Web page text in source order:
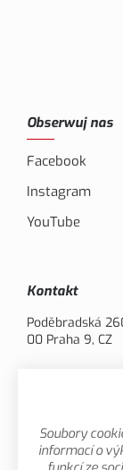
Obserwuj nas
Facebook
Instagram
YouTube
Kontakt
Poděbradská
00 Praha 9, CZ
Soubory
informací o